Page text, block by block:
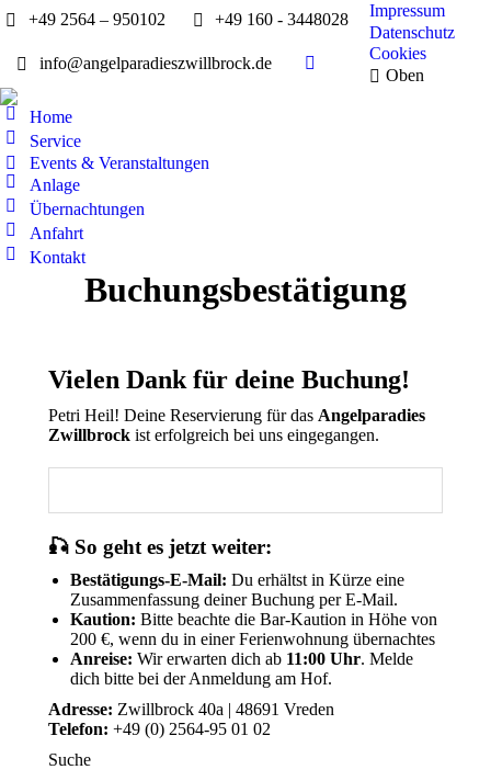
+49 2564 – 950102 +49 160 - 3448028
info@angelparadieszwillbrock.de
Facebook
Impressum
Datenschutz
Cookies
Oben
Home
Service
Events & Veranstaltungen
Anlage
Übernachtungen
Anfahrt
Kontakt
Buchungsbestätigung
Vielen Dank für deine Buchung!
Petri Heil! Deine Reservierung für das Angelparadies
Zwillbrock ist erfolgreich bei uns eingegangen.
🎣 So geht es jetzt weiter:
Bestätigungs-E-Mail: Du erhältst in Kürze eine
Zusammenfassung deiner Buchung per E-Mail.
Kaution: Bitte beachte die Bar-Kaution in Höhe von
200 €, wenn du in einer Ferienwohnung übernachtes
Anreise: Wir erwarten dich ab 11:00 Uhr. Melde
dich bitte bei der Anmeldung am Hof.
Adresse: Zwillbrock 40a | 48691 Vreden
Telefon: +49 (0) 2564-95 01 02
Suche